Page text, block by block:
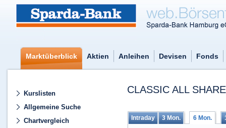
Marktüberblick Aktien Anleihen Devisen Fonds
Kurslisten
Allgemeine Suche
Chartvergleich
CLASSIC ALL
Intraday 3 Mon. 6 Mon.